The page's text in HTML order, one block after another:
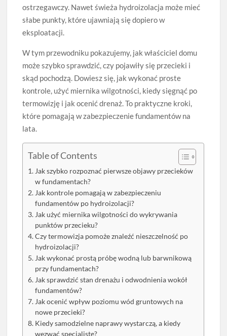
ostrzegawczy. Nawet świeża hydroizolacja może mieć
słabe punkty, które ujawniają się dopiero w
eksploatacji.
W tym przewodniku pokazujemy, jak właściciel domu
może szybko sprawdzić, czy pojawiły się przecieki i
skąd pochodzą. Dowiesz się, jak wykonać proste
kontrole, użyć miernika wilgotności, kiedy sięgnąć po
termowizję i jak ocenić drenaż. To praktyczne kroki,
które pomagają w zabezpieczenie fundamentów na
lata.
Table of Contents
Jak szybko rozpoznać pierwsze objawy przecieków
w fundamentach?
Jak kontrole pomagają w zabezpieczeniu
fundamentów po hydroizolacji?
Jak użyć miernika wilgotności do wykrywania
punktów przecieku?
Czy termowizja pomoże znaleźć nieszczelność po
hydroizolacji?
Jak wykonać prostą próbę wodną lub barwnikową
przy fundamentach?
Jak sprawdzić stan drenażu i odwodnienia wokół
fundamentów?
Jak ocenić wpływ poziomu wód gruntowych na
nowe przecieki?
Kiedy samodzielne naprawy wystarczą, a kiedy
wezwać specjalistę?